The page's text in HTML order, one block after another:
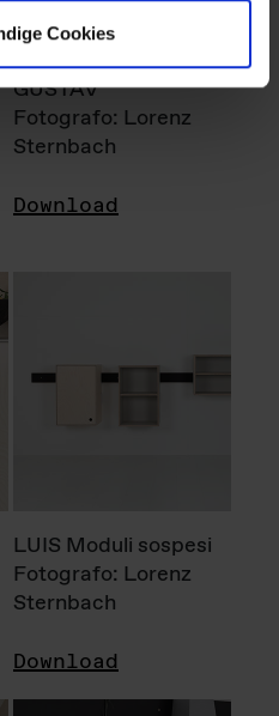
Cookies
GUSTAV
Fotografo: Lorenz
Sternbach
Download
LUIS Moduli sospesi
Fotografo: Lorenz
Sternbach
Download